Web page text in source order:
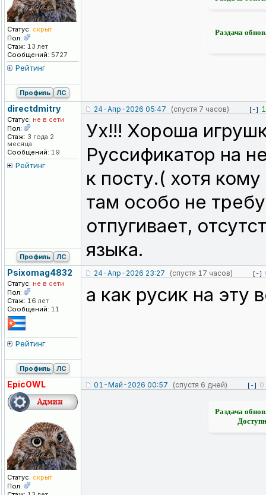
Статус: скрыт
Пол:
Стаж: 13 лет
Сообщений: 5727
Рейтинг
Раздача
Профиль ЛС
directdmitry
Статус: не в сети
Пол:
Стаж: 3 года 2
месяца
Сообщений: 19
Рейтинг
24-Апр-2026 05:47 (спустя 7 часов) [-] 1
Ух!!! Хороша
Руссификатор на
к посту.( хотя
там особо не
отпугивает,
языка.
Профиль ЛС
Psixomag4832
Статус: не в сети
Пол:
Стаж: 16 лет
Сообщений: 11
Рейтинг
24-Апр-2026 23:27 (спустя 17 часов) [-]
а как русик на эту
Профиль ЛС
EpicOWL
Статус: скрыт
Пол:
01-Май-2026 00:57 (спустя 6 дней) [-] 0
Раздача